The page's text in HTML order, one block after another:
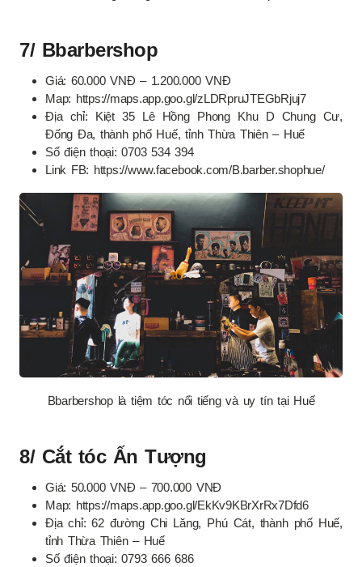
7/ Bbarbershop
Giá: 60.000 VNĐ – 1.200.000 VNĐ
Map: https://maps.app.goo.gl/zLDRpruJTEGbRjuj7
Địa chỉ: Kiệt 35 Lê Hồng Phong Khu D Chung Cư,
Đống Đa, thành phố Huế, tỉnh Thừa Thiên – Huế
Số điện thoại: 0703 534 394
Link FB: https://www.facebook.com/B.barber.shophue/
Bbarbershop là tiệm tóc nổi tiếng và uy tín tại Huế
8/ Cắt tóc Ấn Tượng
Giá: 50.000 VNĐ – 700.000 VNĐ
Map: https://maps.app.goo.gl/EkKv9KBrXrRx7Dfd6
Địa chỉ: 62 đường Chi Lăng, Phú Cát, thành phố Huế,
tỉnh Thừa Thiên – Huế
Số điện thoại: 0793 666 686